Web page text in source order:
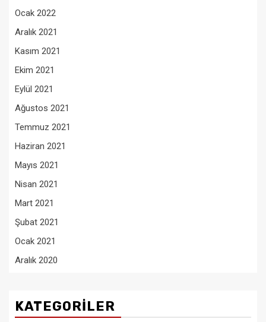
Ocak 2022
Aralık 2021
Kasım 2021
Ekim 2021
Eylül 2021
Ağustos 2021
Temmuz 2021
Haziran 2021
Mayıs 2021
Nisan 2021
Mart 2021
Şubat 2021
Ocak 2021
Aralık 2020
KATEGORILER